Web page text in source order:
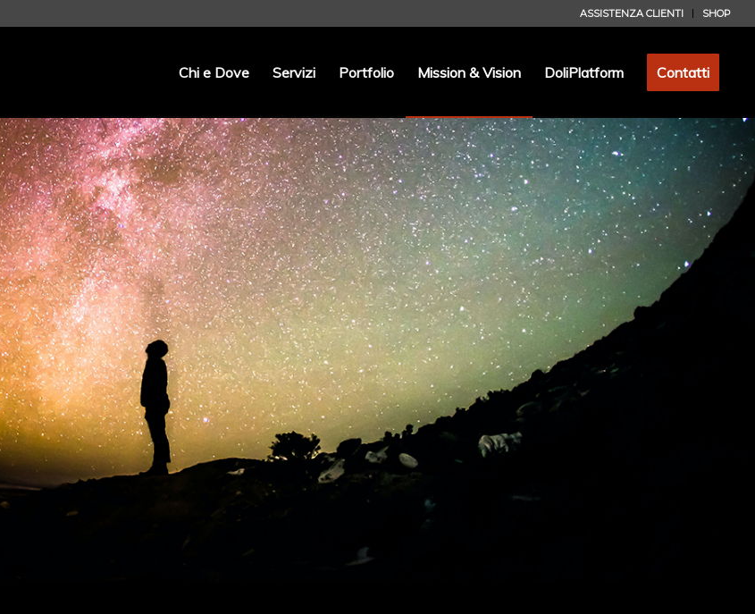
ASSISTENZA CLIENTI SHOP
Chi e Dove Servizi Portfolio Mission & Vision DoliPlatform Contatti